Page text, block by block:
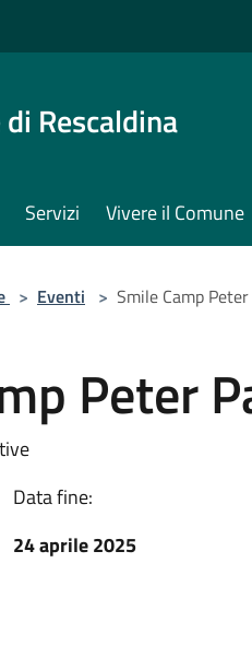
Rescaldina
Servizi Vivere il Comune
> Eventi > Smile Camp
Peter
Data fine:
24 aprile 2025